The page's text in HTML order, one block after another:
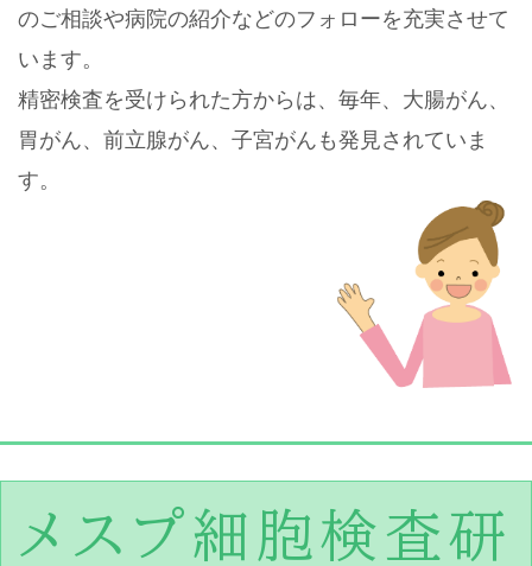
のご相談や病院の紹介などのフォローを充実させて
います。
精密検査を受けられた方からは、毎年、大腸がん、
胃がん、前立腺がん、子宮がんも発見されていま
す。
メスプ細胞検査研